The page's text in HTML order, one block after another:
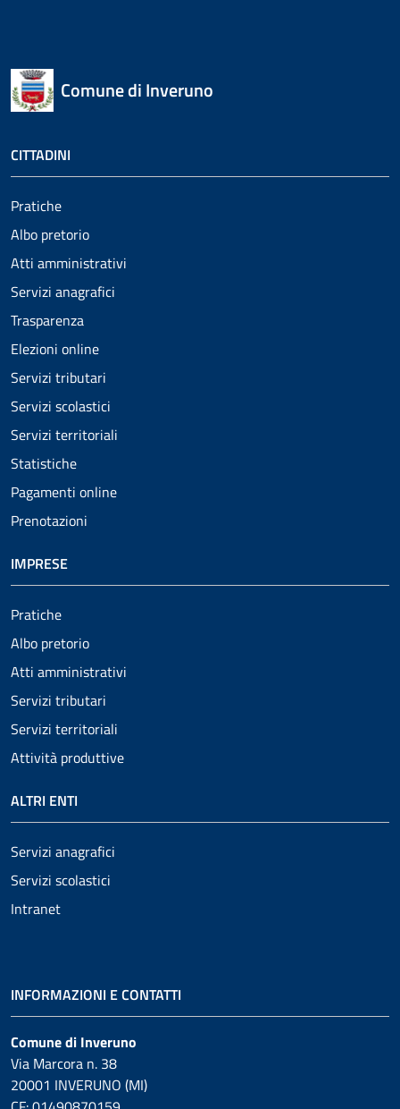
Comune di Inveruno
CITTADINI
Pratiche
Albo pretorio
Atti amministrativi
Servizi anagrafici
Trasparenza
Elezioni online
Servizi tributari
Servizi scolastici
Servizi territoriali
Statistiche
Pagamenti online
Prenotazioni
IMPRESE
Pratiche
Albo pretorio
Atti amministrativi
Servizi tributari
Servizi territoriali
Attività produttive
ALTRI ENTI
Servizi anagrafici
Servizi scolastici
Intranet
INFORMAZIONI E CONTATTI
Comune di Inveruno
Via Marcora n. 38
20001 INVERUNO (MI)